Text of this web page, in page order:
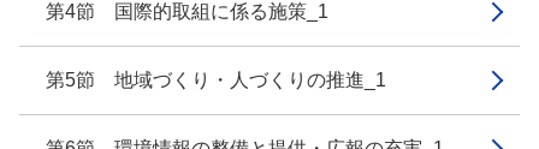
第4節 国際的取組に係る施策_1
第5節 地域づくり・人づくりの推進_1